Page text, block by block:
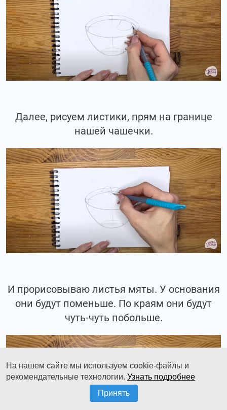
Далее, рисуем листики, прям на границе
нашей чашечки.
И прорисовываю листья мяты. У основания
они будут поменьше. По краям они будут
чуть-чуть побольше.
На нашем сайте мы используем cookie-файлы и
рекомендательные технологии. Узнать подробнее
Принять